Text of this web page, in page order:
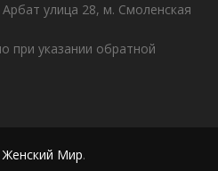
улица 28, м. Смоленская
при указании обратной
Женский Мир.